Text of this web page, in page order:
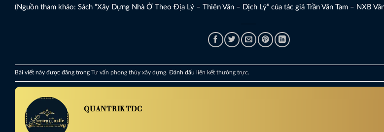
(Nguồn tham khảo: Sách “Xây Dựng Nhà Ở Theo Địa Lý – Thiên Văn – Dịch Lý” của tác giả Trần Văn Tam – NXB
Bài viết này được đăng trong Tư vấn phong thủy xây dựng. Đánh dấu liên kết thường trực.
QUANTRIKTDC